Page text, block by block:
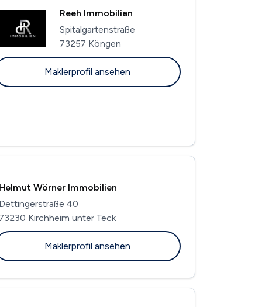
Reeh Immobilien
Spitalgartenstraße
73257 Köngen
Maklerprofil ansehen
Helmut Wörner Immobilien
Dettingerstraße 40
73230 Kirchheim unter Teck
Maklerprofil ansehen